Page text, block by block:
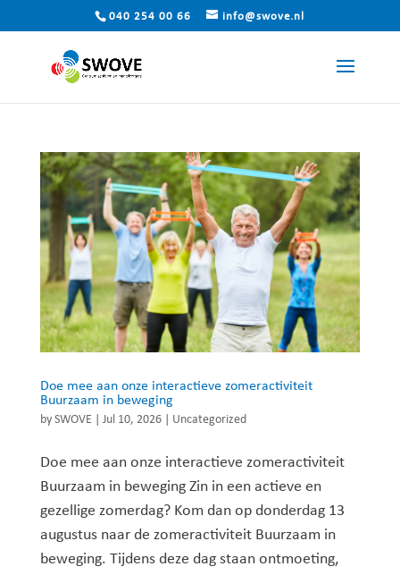
040 254 00 66 info@swove.nl
Doe mee aan onze interactieve zomeractiviteit
Buurzaam in beweging
by SWOVE Jul 10, 2026| Uncategorized
Doe mee aan onze interactieve zomeractiviteit
Buurzaam in beweging Zin in een actieve en
gezellige zomerdag? Kom dan op donderdag 13
augustus naar de zomeractiviteit Buurzaam in
beweging. Tijdens deze dag staan ontmoeting,